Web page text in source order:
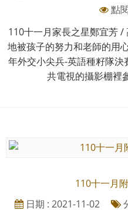
點
110十一月家長之星鄭宜芳
地被孩子的努力和老師的用
年外交小尖兵-英語種籽隊
共電視的攝影棚裡
110十一月
日期 : 2021-11-02